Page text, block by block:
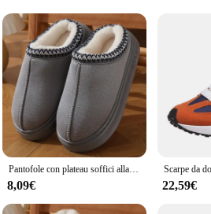
donna sun68 sandals. These sandals
a sleek and modern design.
beach, the calzature donna sun68
rubber sole provides stability and grip,
a go-to accessory for any woman on the
Pantofole con plateau soffici alla moda per donna 2024 scarpe invernali in cotone caldo peluche donna comode pantofole da casa unisex antiscivolo
8,09€ 22,59€